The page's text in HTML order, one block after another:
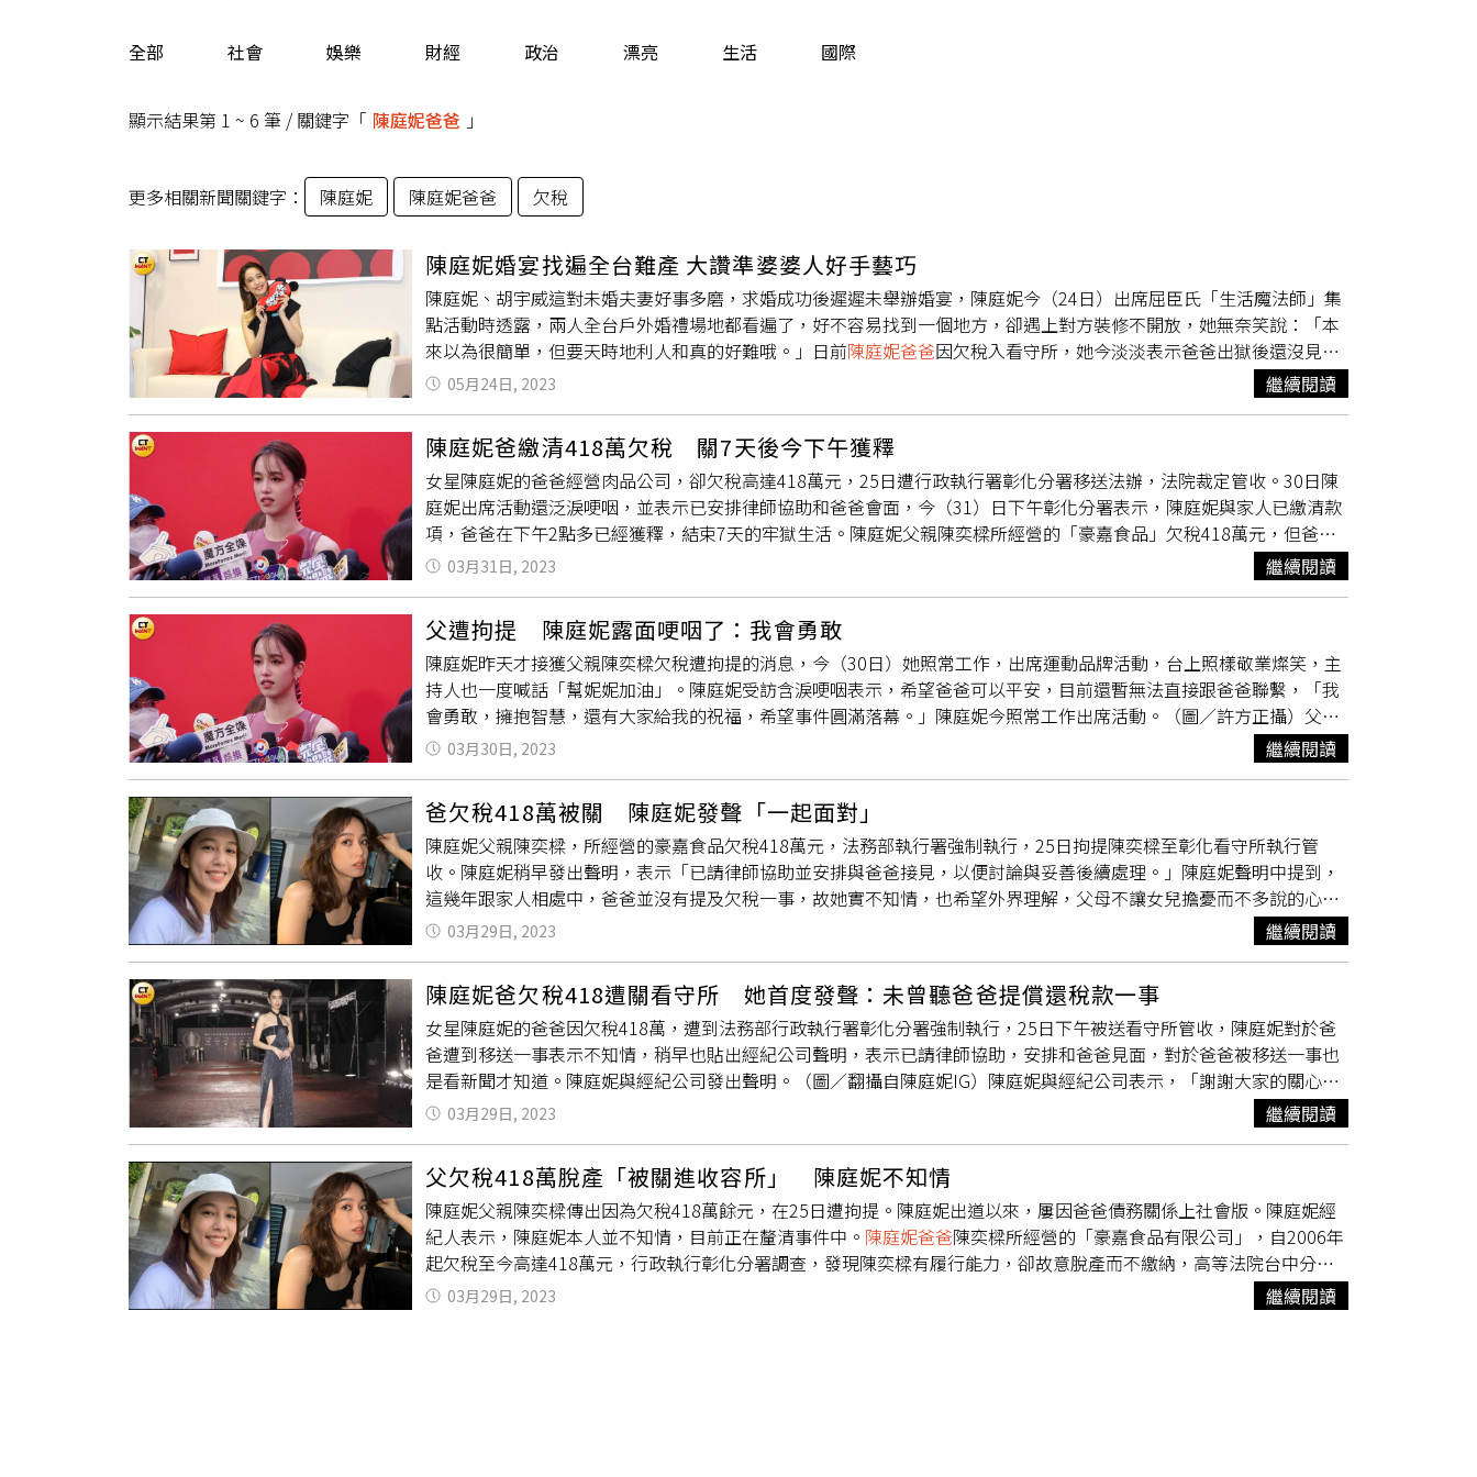
運勢
全部 社會 娛樂 財經 政治 漂亮 生活 國際
顯示結果第 1 ~ 6 筆 / 關鍵字「 陳庭妮爸爸 」
更多相關新聞關鍵字： 陳庭妮 陳庭妮爸爸 欠稅
陳庭妮婚宴找遍全台難產 大讚準婆婆人好手藝巧
陳庭妮、胡宇威這對未婚夫妻好事多磨，求婚成功後遲遲未舉辦婚宴，陳庭妮今（24日）出席屈臣氏「生活魔法師」集
點活動時透露，兩人全台戶外婚禮場地都看遍了，好不容易找到一個地方，卻遇上對方裝修不開放，她無奈笑說：「本
來以為很簡單，但要天時地利人和真的好難哦。」日前陳庭妮爸爸因欠稅入看守所，她今淡淡表示爸爸出獄後還沒見
面，只有「稍微聯絡」，涉及家人隱私不願多談。陳庭妮出席活動談及與未婚夫胡宇威婚宴近況。（圖／侯世駿攝）堅
持舉辦戶外婚禮的陳庭妮、胡宇威「藉看場地之名行旅遊之時」，就連墾丁都去過了，這段時間兩人因為首次一起籌備
一件大事對彼此更加了解，陳庭妮笑說：「像是他對雨備很堅持，我覺得下雨也可以一起淋雨吧，但他其實就是很貼
心。」相比場地，她認為婚紗不是太大問題，因為工作關係已經穿過各式漂亮衣服，因此她不打算換太多套禮服，想走
輕婚紗路線，「可能也是一種職業傷害？」陳庭妮出席活動談及與未婚夫胡宇威婚宴近況。（圖／侯世駿攝）準夫妻倆
的浪漫方式很不同，陳庭妮說自己是在生活上會幫對方打包行李、放小卡片等務實派浪漫，而未婚夫胡宇威則是會買
花、會擺盤裝飾等儀式感浪漫，她說：「讓生活不要一層不變，施一點小魔法。」也透露兩人私下下會互相嚇對方當作
小情趣。談及婆媳問題，她大讚：「胡媽媽人很好，是真的！」也想到胡媽媽知道她喜歡吃牛肉麵，有到家裡都一定會
05月24日, 2023 繼續閱讀
陳庭妮爸繳清418萬欠稅 關7天後今下午獲釋
女星陳庭妮的爸爸經營肉品公司，卻欠稅高達418萬元，25日遭行政執行署彰化分署移送法辦，法院裁定管收。30日陳
庭妮出席活動還泛淚哽咽，並表示已安排律師協助和爸爸會面，今（31）日下午彰化分署表示，陳庭妮與家人已繳清款
項，爸爸在下午2點多已經獲釋，結束7天的牢獄生活。陳庭妮父親陳奕樑所經營的「豪嘉食品」欠稅418萬元，但爸爸
沒有和家人透露繳款細項，繳不出欠稅的狀況下，法務部執行署強制執行，在25日拘提陳奕樑至彰化看守所執行管收。
陳庭妮看新聞才知道爸爸被關，發聲明表示，已找律師協助了解，將會跟爸爸一起面對。現身活動也表示，已找了律師
要。」31日下午彰化分署就表示，陳庭妮與家人已幫爸爸繳清款項，陳奕樑在下午2點多已經獲釋，結束7天的牢獄生
活。
03月31日, 2023 繼續閱讀
父遭拘提 陳庭妮露面哽咽了：我會勇敢
陳庭妮昨天才接獲父親陳奕樑欠稅遭拘提的消息，今（30日）她照常工作，出席運動品牌活動，台上照樣敬業燦笑，主
持人也一度喊話「幫妮妮加油」。陳庭妮受訪含淚哽咽表示，希望爸爸可以平安，目前還暫無法直接跟爸爸聯繫，「我
會勇敢，擁抱智慧，還有大家給我的祝福，希望事件圓滿落幕。」陳庭妮今照常工作出席活動。（圖／許方正攝）父親
陳奕樑所經營的「豪嘉食品」欠稅418萬元，法務部執行署強制執行，25日拘提陳奕樑至彰化看守所執行管收。陳庭妮
昨晚發聲明表示，已找律師協助了解，將會跟爸爸一起面對。陳庭妮今表示，目前事情進度就是找了律師協助，也抱歉
佔用社會資源。她作為子女的立場，心情肯定是難熬，「作為子女的還是希望父母健康平安，這件事最重要。」她也表
示，胡宇威昨天一整天都在身邊陪伴安慰。她會堅強勇敢面對。
03月30日, 2023 繼續閱讀
爸欠稅418萬被關 陳庭妮發聲「一起面對」
陳庭妮父親陳奕樑，所經營的豪嘉食品欠稅418萬元，法務部執行署強制執行，25日拘提陳奕樑至彰化看守所執行管
收。陳庭妮稍早發出聲明，表示「已請律師協助並安排與爸爸接見，以便討論與妥善後續處理。」陳庭妮聲明中提到，
這幾年跟家人相處中，爸爸並沒有提及欠稅一事，故她實不知情，也希望外界理解，父母不讓女兒擔憂而不多說的心
情。但聲明中表示，「庭妮已諮詢律師一同面對」，盼事件圓滿落幕。雀喜娛樂聲明稿謝謝大家的關心，公司跟庭妮本
人都是早上看新聞才得知消息，已請律師協助並安排與爸爸接見，以便討論與妥善後續處理。就此次事件來說，近幾年
情的前因後果與細節。很抱歉因為家裡私事而佔用媒體的公共資源。希望大家也能理解父母不希望子女擔心，而不願將
自身困難透露太多給子女知情的心情。關於本次風波，庭妮已諮詢律師一同面對，希望能儘快讓事情圓滿解決，也希望
大家可以給她處理的空間，日後關於此事件，因涉及家人隱私將不便多做回應，再次謝謝大家的關心與諒解。2023年03
月29日
03月29日, 2023 繼續閱讀
陳庭妮爸欠稅418遭關看守所 她首度發聲：未曾聽爸爸提償還稅款一事
女星陳庭妮的爸爸因欠稅418萬，遭到法務部行政執行署彰化分署強制執行，25日下午被送看守所管收，陳庭妮對於爸
爸遭到移送一事表示不知情，稍早也貼出經紀公司聲明，表示已請律師協助，安排和爸爸見面，對於爸爸被移送一事也
是看新聞才知道。陳庭妮與經紀公司發出聲明。（圖／翻攝自陳庭妮IG）陳庭妮與經紀公司表示，「謝謝大家的關心，
公司跟庭妮本人都是早上看新聞才得知消息，已請律師協助並安排與爸爸接見，以便討論與妥善後續處理。就此次事件
來說，近幾年在日常與爸爸的相處、交談中，因未曾聽爸爸提到或透露關於償還稅款遭遇困難或延遲的情形，所以庭妮
的確不了解事情的前因後果與細節。很抱歉因為家裡私事而佔用媒體的公共資源。希望大家也能理解父母不希望子女擔
心，而不願將自身困難透露太多給子女知情的心情。關於本次風波，庭妮已諮詢律師一同面對，希望能儘快讓事情圓滿
解決，也希望大家可以給她處理的空間，日後關於此事件，因涉及家人隱私將不便多做回應，再次謝謝大家的關心與諒
解。」 View this post on Instagram A post shared by Nini Chen♡ (@chen_ting_ni)
03月29日, 2023 繼續閱讀
父欠稅418萬脫產「被關進收容所」 陳庭妮不知情
陳庭妮父親陳奕樑傳出因為欠稅418萬餘元，在25日遭拘提。陳庭妮出道以來，屢因爸爸債務關係上社會版。陳庭妮經
紀人表示，陳庭妮本人並不知情，目前正在釐清事件中。 陳庭妮爸爸陳奕樑所經營的「豪嘉食品有限公司」，自2006年
起欠稅至今高達418萬元，行政執行彰化分署調查，發現陳奕樑有履行能力，卻故意脫產而不繳納，高等法院台中分院
裁定管收，25日至台中和平區住處拘提陳奕樑，並解送彰化看守所執行管收。其實2010年底，陳庭妮在戲劇圈嶄露頭角
之際，「豪嘉食品」爆發財務問題，估計積欠數百萬元，當時陳庭妮低調表示：「爸爸公司的確發生一些問題，家裡之
03月29日, 2023 繼續閱讀